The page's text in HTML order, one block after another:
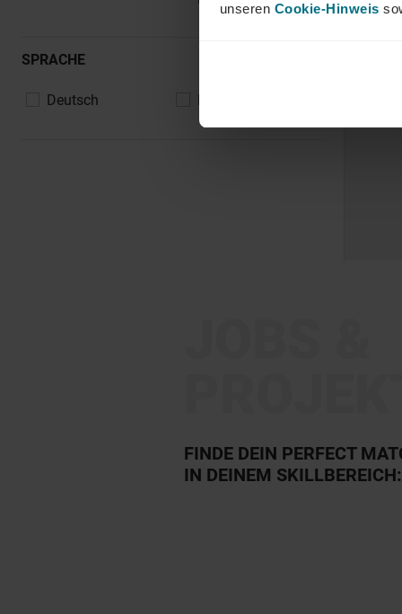
unseren Cookie-Hinweis
SPRACHE
Deutsch Englisch
FINDE DEIN PERFECT
IN DEINEM SKILLBEREICH: